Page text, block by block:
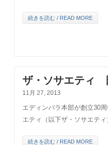
続きを読む / READ MORE
ザ・ソサエティ
11月 27, 2013
エディンバラ本部が創立30
エティ（以下ザ・ソサエテ
続きを読む / READ MORE